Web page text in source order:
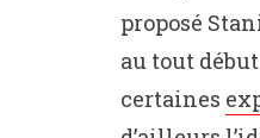
proposé
au tout
certaines